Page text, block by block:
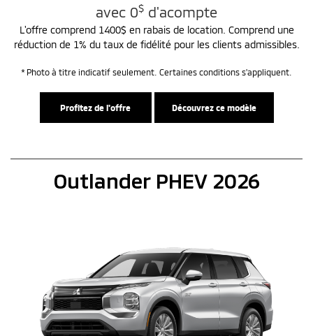
avec 0$ d'acompte
L'offre comprend 1400$ en rabais de location. Comprend une
réduction de 1% du taux de fidélité pour les clients admissibles.
* Photo à titre indicatif seulement. Certaines conditions s'appliquent.
Profitez de l'offre Découvrez ce modèle
Outlander PHEV 2026